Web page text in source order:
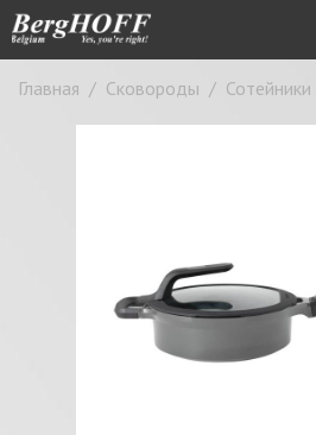
Главная / Сковороды / Сотейники